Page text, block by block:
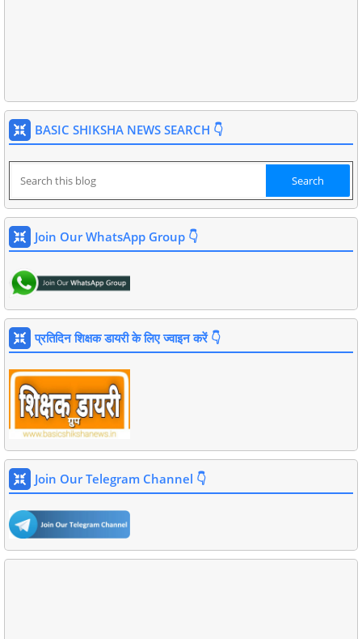
BASIC SHIKSHA NEWS SEARCH 👇
Join Our WhatsApp Group 👇
प्रतिदिन शिक्षक डायरी के लिए ज्वाइन करें 👇
Join Our Telegram Channel 👇